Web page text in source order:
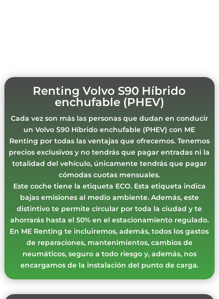
Renting Volvo S90 Híbrido
enchufable (PHEV)
Cada vez son más las personas que dudan en conducir
un Volvo S90 Híbrido enchufable (PHEV) con ME
Renting por todas las ventajas que ofrecemos. Tenemos
precios exclusivos y no tendrás que pagar entradas ni la
totalidad del vehículo, únicamente tendrás que pagar
cómodas cuotas mensuales.
Este coche tiene la etiqueta ECO. Esta etiqueta indica
bajas emisiones al medio ambiente. Además, este
distintivo te permite circular por toda la ciudad y te
ahorrarás hasta el 50% en el estacionamiento regulado.
En ME Renting te incluiremos, además, todos los gastos
de reparaciones, mantenimientos, cambios de
neumáticos, seguro a todo riesgo y, además, nos
encargamos de la instalación del punto de carga.